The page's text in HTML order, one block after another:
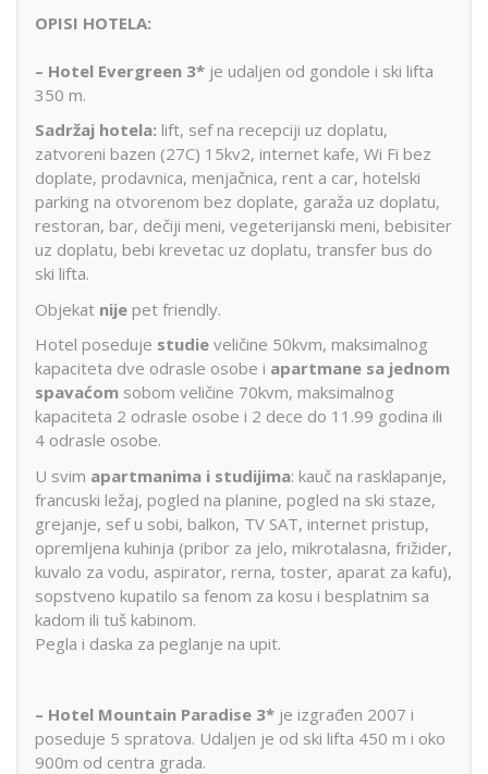
OPISI HOTELA:
– Hotel Evergreen 3* je udaljen od gondole i ski lifta
350 m.
Sadržaj hotela: lift, sef na recepciji uz doplatu,
zatvoreni bazen (27C) 15kv2, internet kafe, Wi Fi bez
doplate, prodavnica, menjačnica, rent a car, hotelski
parking na otvorenom bez doplate, garaža uz doplatu,
restoran, bar, dečiji meni, vegeterijanski meni, bebisiter
uz doplatu, bebi krevetac uz doplatu, transfer bus do
ski lifta.
Objekat nije pet friendly.
Hotel poseduje studie veličine 50kvm, maksimalnog
kapaciteta dve odrasle osobe i apartmane sa jednom
spavaćom sobom veličine 70kvm, maksimalnog
kapaciteta 2 odrasle osobe i 2 dece do 11.99 godina ili
4 odrasle osobe.
U svim apartmanima i studijima: kauč na rasklapanje,
francuski ležaj, pogled na planine, pogled na ski staze,
grejanje, sef u sobi, balkon, TV SAT, internet pristup,
opremljena kuhinja (pribor za jelo, mikrotalasna, frižider,
kuvalo za vodu, aspirator, rerna, toster, aparat za kafu),
sopstveno kupatilo sa fenom za kosu i besplatnim sa
kadom ili tuš kabinom.
Pegla i daska za peglanje na upit.
– Hotel Mountain Paradise 3* je izgrađen 2007 i
poseduje 5 spratova. Udaljen je od ski lifta 450 m i oko
900m od centra grada.